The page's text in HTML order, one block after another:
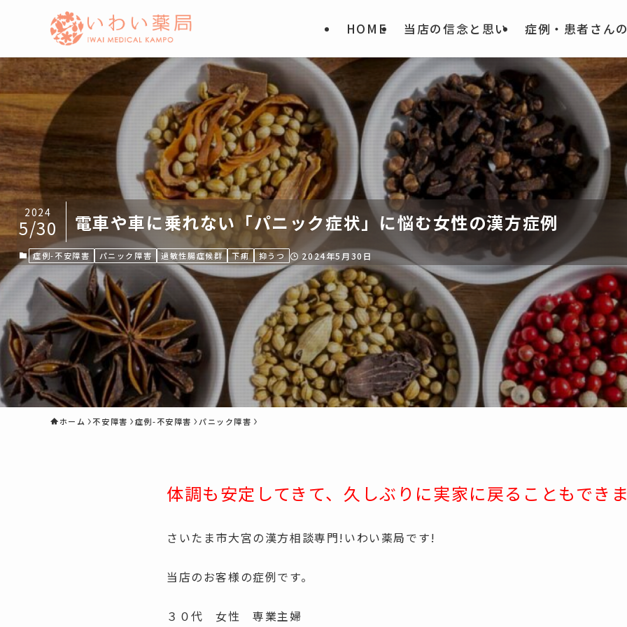
HOME 当店の信念と思い 症例・患者さん
電車や車に乗れない「パニック症状」に悩む女性の漢方症例
2024
5/30
症例-不安障害 パニック障害 過敏性腸症候群 下痢 抑うつ 2024年5月30日
ホーム 不安障害 症例-不安障害 パニック障害
体調も安定してきて、久しぶりに実家に戻ることもでき
さいたま市大宮の漢方相談専門! いわい薬局です!
当店のお客様の症例です。
３０代 女性 専業主婦